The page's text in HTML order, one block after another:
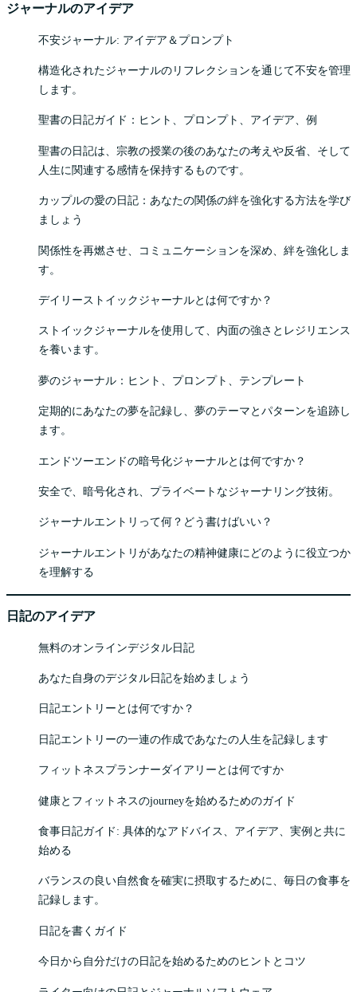
ジャーナルのアイデア
不安ジャーナル: アイデア＆プロンプト
構造化されたジャーナルのリフレクションを通じて不安を管理
します。
聖書の日記ガイド：ヒント、プロンプト、アイデア、例
聖書の日記は、宗教の授業の後のあなたの考えや反省、そして
人生に関連する感情を保持するものです。
カップルの愛の日記：あなたの関係の絆を強化する方法を学び
ましょう
関係性を再燃させ、コミュニケーションを深め、絆を強化しま
す。
デイリーストイックジャーナルとは何ですか？
ストイックジャーナルを使用して、内面の強さとレジリエンス
を養います。
夢のジャーナル：ヒント、プロンプト、テンプレート
定期的にあなたの夢を記録し、夢のテーマとパターンを追跡し
ます。
エンドツーエンドの暗号化ジャーナルとは何ですか？
安全で、暗号化され、プライベートなジャーナリング技術。
ジャーナルエントリって何？どう書けばいい？
ジャーナルエントリがあなたの精神健康にどのように役立つか
を理解する
日記のアイデア
無料のオンラインデジタル日記
あなた自身のデジタル日記を始めましょう
日記エントリーとは何ですか？
日記エントリーの一連の作成であなたの人生を記録します
フィットネスプランナーダイアリーとは何ですか
健康とフィットネスのjourneyを始めるためのガイド
食事日記ガイド: 具体的なアドバイス、アイデア、実例と共に
始める
バランスの良い自然食を確実に摂取するために、毎日の食事を
記録します。
日記を書くガイド
今日から自分だけの日記を始めるためのヒントとコツ